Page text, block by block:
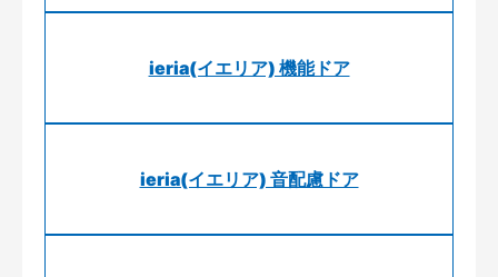
ieria(イエリア) 機能ドア
ieria(イエリア) 音配慮ドア